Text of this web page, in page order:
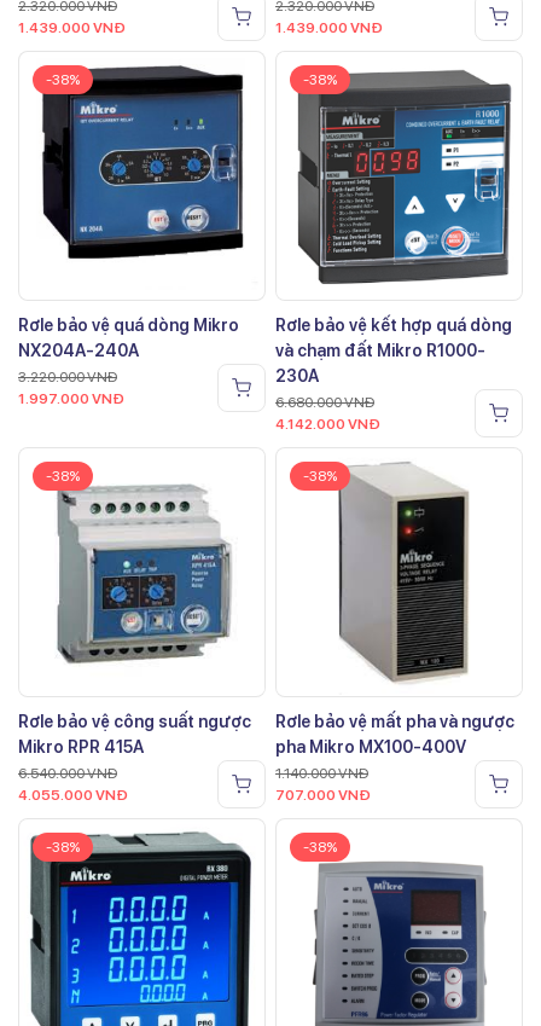
2.320.000VNĐ
1.439.000 VNĐ
2.320.000VNĐ
1.439.000 VNĐ
-38%
Rơle bảo vệ quá dòng Mikro
NX204A-240A
3.220.000VNĐ
1.997.000 VNĐ
-38%
Rơle bảo vệ kết hợp quá dòng
và chạm đất Mikro R1000-
230A
6.680.000VNĐ
4.142.000 VNĐ
-38%
Rơle bảo vệ công suất ngược
Mikro RPR 415A
6.540.000VNĐ
4.055.000 VNĐ
-38%
Rơle bảo vệ mất pha và ngược
pha Mikro MX100-400V
1.140.000VNĐ
707.000 VNĐ
-38% -38%